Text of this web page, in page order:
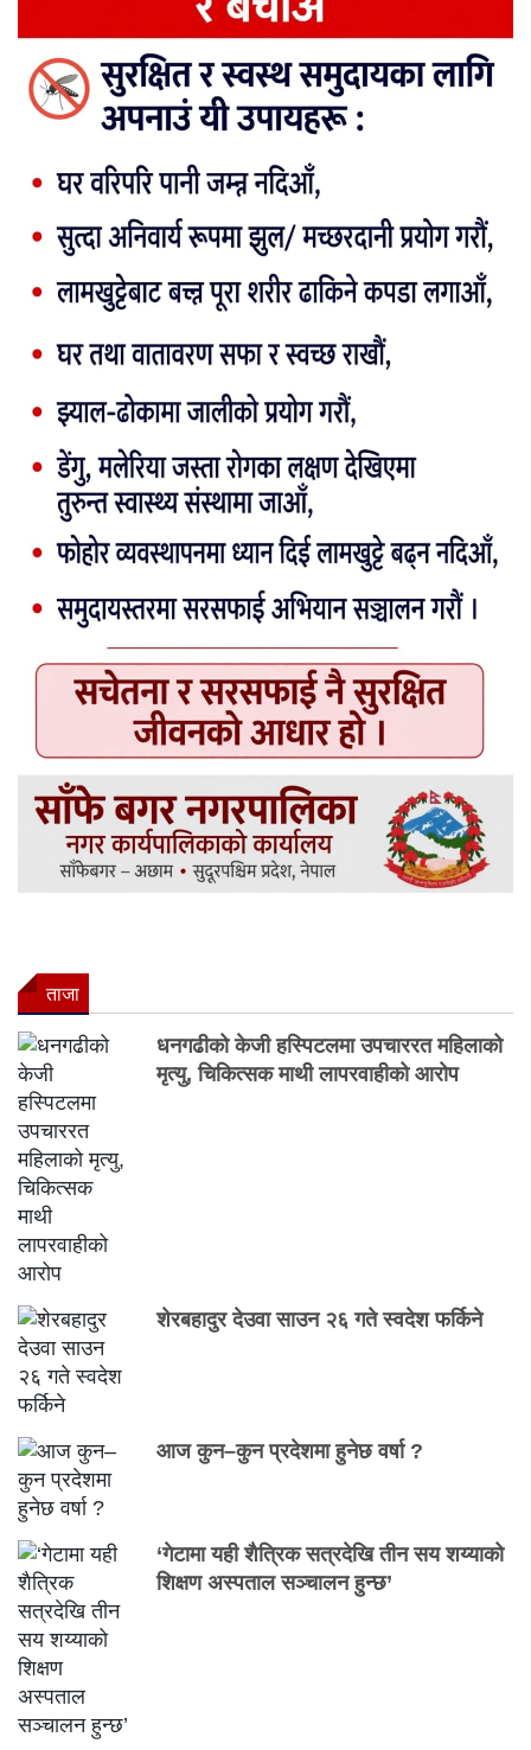
ताजा
धनगढीको केजी हस्पिटलमा उपचाररत महिलाको
मृत्यु, चिकित्सक माथी लापरवाहीको आरोप
शेरबहादुर देउवा साउन २६ गते स्वदेश फर्किने
आज कुन–कुन प्रदेशमा हुनेछ वर्षा ?
‘गेटामा यही शैत्रिक सत्रदेखि तीन सय शय्याको
शिक्षण अस्पताल सञ्चालन हुन्छ’